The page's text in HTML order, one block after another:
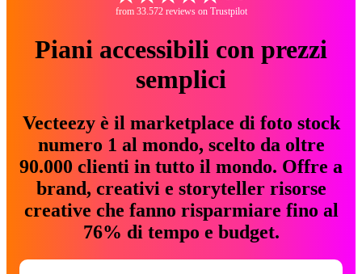
from 33.572 reviews on Trustpilot
Piani accessibili con prezzi
semplici
Vecteezy è il marketplace di foto stock
numero 1 al mondo, scelto da oltre
90.000 clienti in tutto il mondo. Offre a
brand, creativi e storyteller risorse
creative che fanno risparmiare fino al
76% di tempo e budget.